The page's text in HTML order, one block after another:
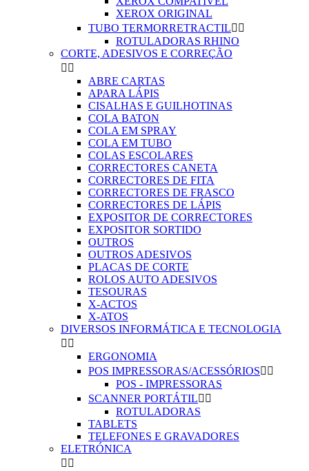
XEROX ORIGINAL
TUBO TERMORRETRACTIL 
ROTULADORAS RHINO
CORTE, ADESIVOS E CORREÇÃO
 
ABRE CARTAS
APARA LÁPIS
CISALHAS E GUILHOTINAS
COLA BATON
COLA EM SPRAY
COLA EM TUBO
COLAS ESCOLARES
CORRECTORES CANETA
CORRECTORES DE FITA
CORRECTORES DE FRASCO
CORRECTORES DE LÁPIS
EXPOSITOR DE CORRECTORES
EXPOSITOR SORTIDO
OUTROS
OUTROS ADESIVOS
PLACAS DE CORTE
ROLOS AUTO ADESIVOS
TESOURAS
X-ACTOS
X-ATOS
DIVERSOS INFORMÁTICA E TECNOLOGIA
 
ERGONOMIA
POS IMPRESSORAS/ACESSÓRIOS 
POS - IMPRESSORAS
SCANNER PORTÁTIL 
ROTULADORAS
TABLETS
TELEFONES E GRAVADORES
ELETRÓNICA
 